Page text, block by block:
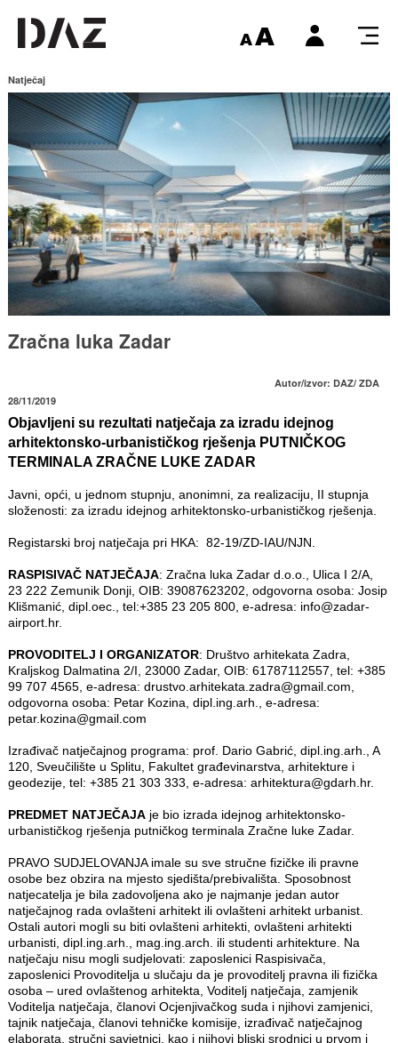
Natječaj
Zračna luka Zadar
Autor/izvor: DAZ/ ZDA
28/11/2019
Objavljeni su rezultati natječaja za izradu idejnog
arhitektonsko-urbanističkog rješenja PUTNIČKOG
TERMINALA ZRAČNE LUKE ZADAR
Javni, opći, u jednom stupnju, anonimni, za realizaciju, II stupnja
složenosti: za izradu idejnog arhitektonsko-urbanističkog rješenja.
Registarski broj natječaja pri HKA: 82-19/ZD-IAU/NJN.
RASPISIVAČ NATJEČAJA: Zračna luka Zadar d.o.o., Ulica I 2/A,
23 222 Zemunik Donji, OIB: 39087623202, odgovorna osoba: Josip
Klišmanić, dipl.oec., tel:+385 23 205 800, e-adresa: info@zadar-
airport.hr.
PROVODITELJ I ORGANIZATOR: Društvo arhitekata Zadra,
Kraljskog Dalmatina 2/I, 23000 Zadar, OIB: 61787112557, tel: +385
99 707 4565, e-adresa: drustvo.arhitekata.zadra@gmail.com,
odgovorna osoba: Petar Kozina, dipl.ing.arh., e-adresa:
petar.kozina@gmail.com
Izrađivač natječajnog programa: prof. Dario Gabrić, dipl.ing.arh., A
120, Sveučilište u Splitu, Fakultet građevinarstva, arhitekture i
geodezije, tel: +385 21 303 333, e-adresa: arhitektura@gdarh.hr.
PREDMET NATJEČAJAje bio izrada idejnog arhitektonsko-
urbanističkog rješenja putničkog terminala Zračne luke Zadar.
PRAVO SUDJELOVANJA imale su sve stručne fizičke ili pravne
osobe bez obzira na mjesto sjedišta/prebivališta. Sposobnost
natjecatelja je bila zadovoljena ako je najmanje jedan autor
natječajnog rada ovlašteni arhitekt ili ovlašteni arhitekt urbanist.
Ostali autori mogli su biti ovlašteni arhitekti, ovlašteni arhitekti
urbanisti, dipl.ing.arh., mag.ing.arch. ili studenti arhitekture. Na
natječaju nisu mogli sudjelovati: zaposlenici Raspisivača,
zaposlenici Provoditelja u slučaju da je provoditelj pravna ili fizička
osoba – ured ovlaštenog arhitekta, Voditelj natječaja, zamjenik
Voditelja natječaja, članovi Ocjenjivačkog suda i njihovi zamjenici,
tajnik natječaja, članovi tehničke komisije, izrađivač natječajnog
elaborata, stručni savjetnici, kao i njihovi bliski srodnici u prvom i